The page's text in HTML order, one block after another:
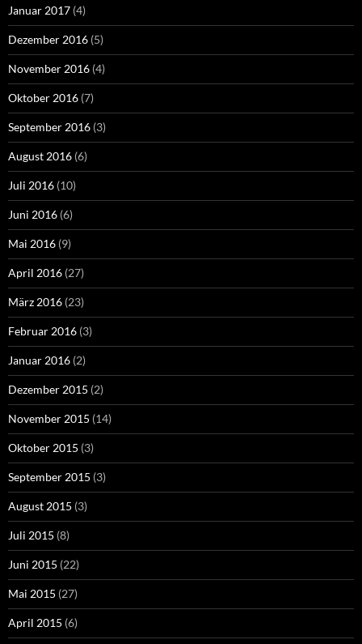
Januar 2017 (4)
Dezember 2016 (5)
November 2016 (4)
Oktober 2016 (7)
September 2016 (3)
August 2016 (6)
Juli 2016 (10)
Juni 2016 (6)
Mai 2016 (9)
April 2016 (27)
März 2016 (23)
Februar 2016 (3)
Januar 2016 (2)
Dezember 2015 (2)
November 2015 (14)
Oktober 2015 (3)
September 2015 (3)
August 2015 (3)
Juli 2015 (8)
Juni 2015 (22)
Mai 2015 (27)
April 2015 (6)